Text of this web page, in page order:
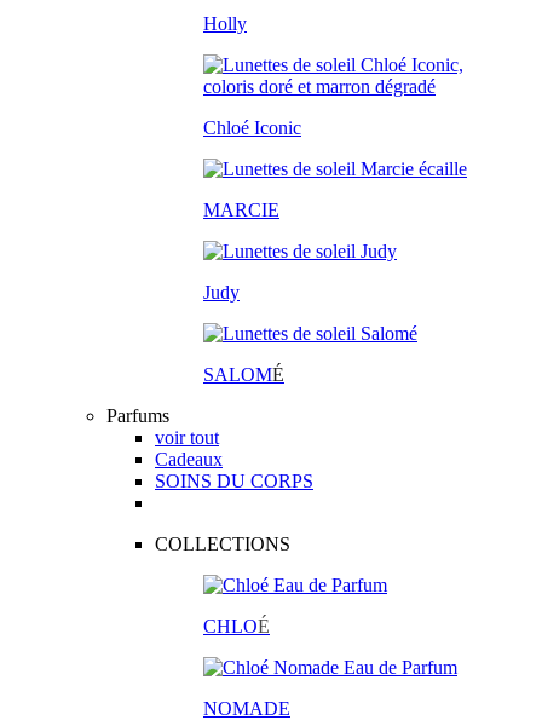
Holly
Chloé Iconic
MARCIE
Judy
SALOMÉ
Parfums
voir tout
Cadeaux
SOINS DU CORPS
COLLECTIONS
CHLOÉ
NOMADE